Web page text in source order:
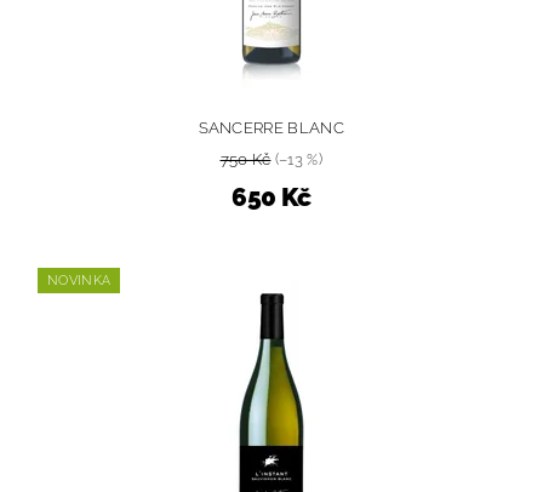
SANCERRE BLANC
750 Kč(–13 %)
650 Kč
NOVINKA